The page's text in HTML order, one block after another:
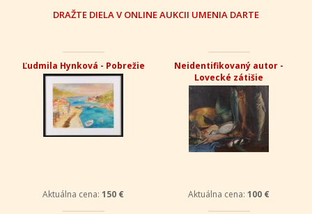
DRAŽTE DIELA V ONLINE AUKCII UMENIA DARTE
Ľudmila Hynková - Pobrežie
Aktuálna cena: 150 €
Neidentifikovaný autor -
Lovecké zátišie
Aktuálna cena: 100 €